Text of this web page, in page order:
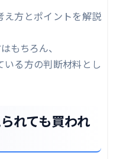
少ない
選択肢
方とポイントを解説
もちろん、
る方の判断材料とし
れても買われ